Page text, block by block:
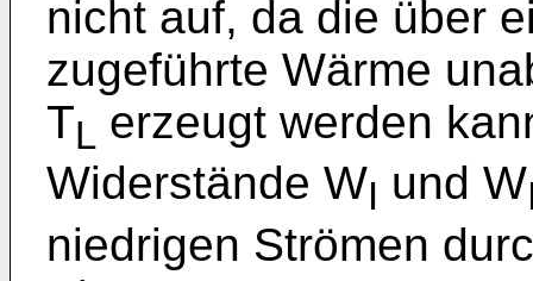
nicht auf, da die über
zugeführte Wärme
TL erzeugt werden
Widerstände WI und W
niedrigen Strömen